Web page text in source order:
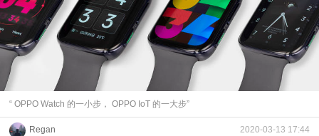
“ OPPO Watch 的一小步， OPPO IoT 的一大步”
Regan 2020-03-13 17:44